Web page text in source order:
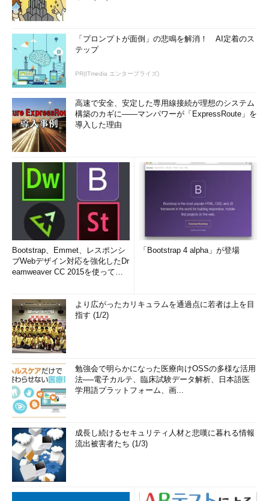
「プロンプトが面倒」の悲鳴を解消！ AI定着のス
テップ
PR(ITmedia エンタープライズ)
高速で安全、安定した専用線接続が理想のシステム
構築のカギに――マンパワーが「ExpressRoute」を
導入した理由
Bootstrap、Emmet、レスポンシ
ブWebデザイン対応を強化したDr
eamweaver CC 2015を使って
「Bootstrap 4 alpha」が登場
より広がったカリキュラムを通過点に若者は上を目
指す (1/2)
勉強会で明らかになった医療向けOSSの多様な活用
法──電子カルテ、臨床試験データ解析、日本語医
学用語プラットフォーム、画...
成長し続けるセキュリティ人材と悲嘆に暮れる情報
流出被害者たち (1/3)